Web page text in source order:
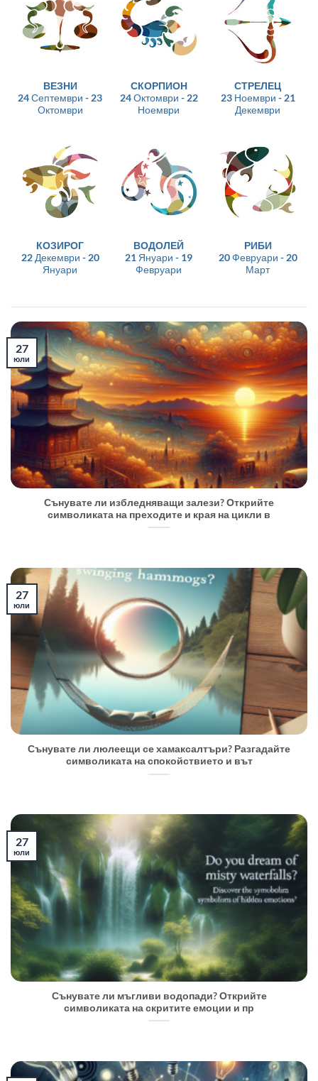
ВЕЗНИ
24 Септември - 23
Октомври
СКОРПИОН
24 Октомври - 22
Ноември
СТРЕЛЕЦ
23 Ноември - 21
Декември
КОЗИРОГ
22 Декември - 20
Януари
ВОДОЛЕЙ
21 Януари - 19
Февруари
РИБИ
20 Февруари - 20
Март
Сънувате ли избледняващи залези? Открийте
символиката на преходите и края на цикли в
27
юли
Сънувате ли люлеещи се хамаксалтъри? Разгадайте
символиката на спокойствието и вът
27
юли
Сънувате ли мъгливи водопади? Открийте
символиката на скритите емоции и пр
27
юли